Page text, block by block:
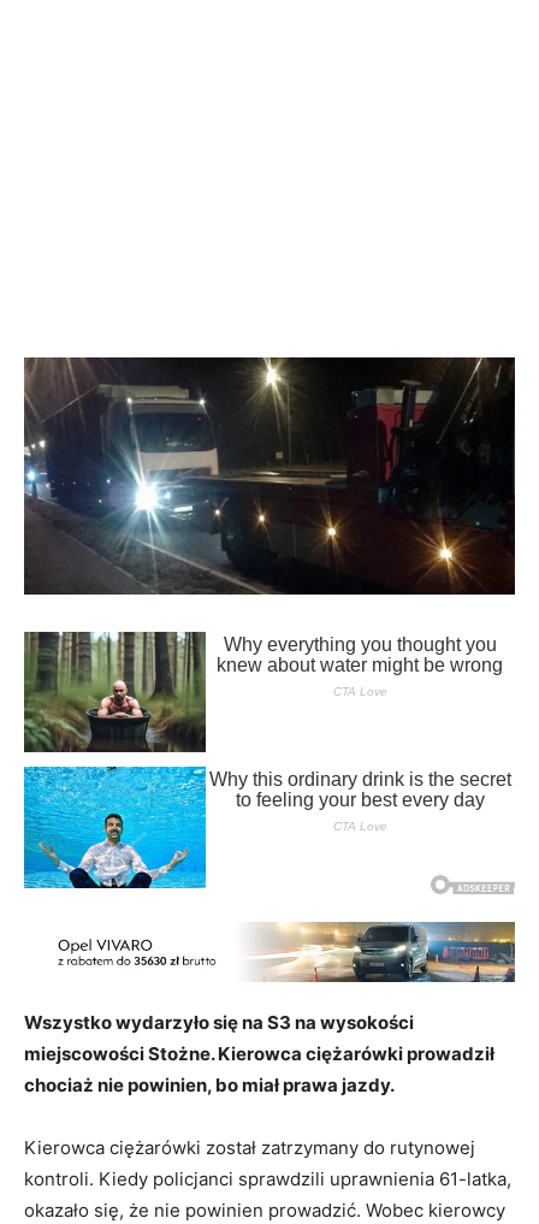
Wszystko wydarzyło się na S3 na wysokości
miejscowości Stożne. Kierowca ciężarówki prowadził
chociaż nie powinien, bo miał prawa jazdy.
Kierowca ciężarówki został zatrzymany do rutynowej
kontroli. Kiedy policjanci sprawdzili uprawnienia 61-latka,
okazało się, że nie powinien prowadzić. Wobec kierowcy